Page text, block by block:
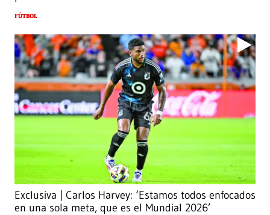
FÚTBOL
Exclusiva | Carlos Harvey: ‘Estamos todos enfocados
en una sola meta, que es el Mundial 2026’